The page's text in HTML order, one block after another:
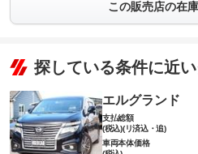
この販売店の在
探している条件に近
エルグランド
支払総額
(税込)(リ済込・追)
車両本体価格